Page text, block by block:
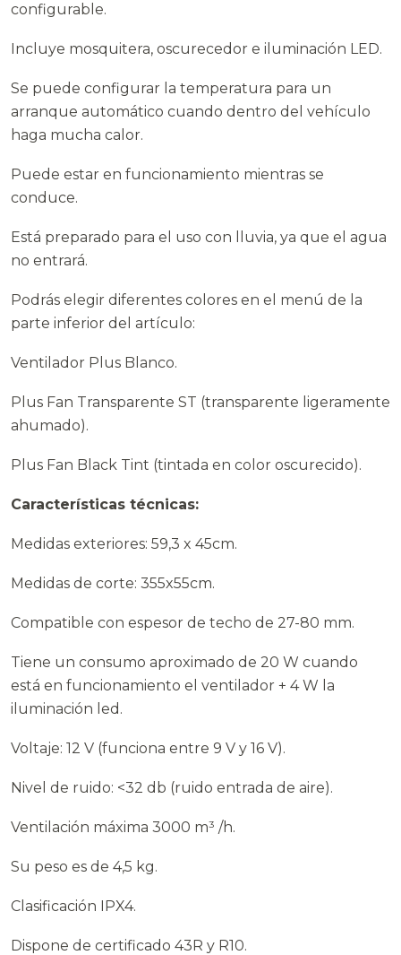
configurable.
Incluye mosquitera, oscurecedor e iluminación LED.
Se puede configurar la temperatura para un
arranque automático cuando dentro del vehículo
haga mucha calor.
Puede estar en funcionamiento mientras se
conduce.
Está preparado para el uso con lluvia, ya que el agua
no entrará.
Podrás elegir diferentes colores en el menú de la
parte inferior del artículo:
Ventilador Plus Blanco.
Plus Fan Transparente ST (transparente ligeramente
ahumado).
Plus Fan Black Tint (tintada en color oscurecido).
Características técnicas:
Medidas exteriores: 59,3 x 45cm.
Medidas de corte: 355x55cm.
Compatible con espesor de techo de 27-80 mm.
Tiene un consumo aproximado de 20 W cuando
está en funcionamiento el ventilador + 4 W la
iluminación led.
Voltaje: 12 V (funciona entre 9 V y 16 V).
Nivel de ruido: <32 db (ruido entrada de aire).
Ventilación máxima 3000 m³ /h.
Su peso es de 4,5 kg.
Clasificación IPX4.
Dispone de certificado 43R y R10.